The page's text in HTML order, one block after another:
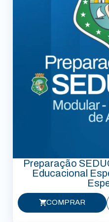
Preparação
Educacional
COMPRAR